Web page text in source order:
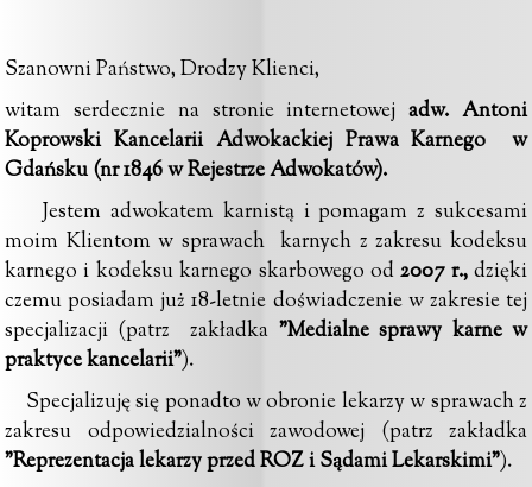
Szanowni Państwo, Drodzy Klienci,
witam serdecznie na stronie internetowejadw. Antoni
Koprowski Kancelarii Adwokackiej Prawa Karnego w
Gdańsku (nr 1846 w Rejestrze Adwokatów).
Jestem adwokatem karnistą i pomagam z sukcesami
moim Klientom w sprawach karnych z zakresu kodeksu
karnego i kodeksu karnego skarbowego od2007 r.,dzięki
czemu posiadam już 18-letnie doświadczenie w zakresie tej
specjalizacji (patrz zakładka "Medialne sprawy karne w
praktyce kancelarii").
Specjalizuję się ponadto w obronie lekarzy w sprawach z
zakresu odpowiedzialności zawodowej (patrz zakładka
"Reprezentacja lekarzy przed ROZ i Sądami Lekarskimi").